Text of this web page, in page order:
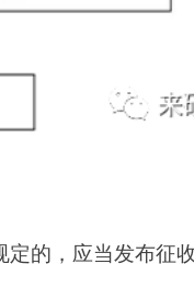
偿。
》
，以及农村村民住宅、
地农村集体经济组织、
进行综合研判，确定风
民委员会和其他利害关